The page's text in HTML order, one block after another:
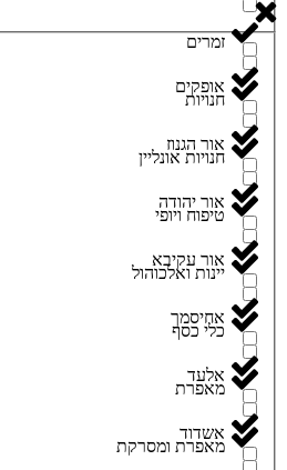
זמרים
חנויות
חנויות אונליין
טיפוח ויופי
יינות ואלכוהול
כלי כסף
מאפרת
מאפרת ומסרקת
אופקים
אור הגנוז
אור יהודה
אור עקיבא
אחיסמך
אלעד
אשדוד